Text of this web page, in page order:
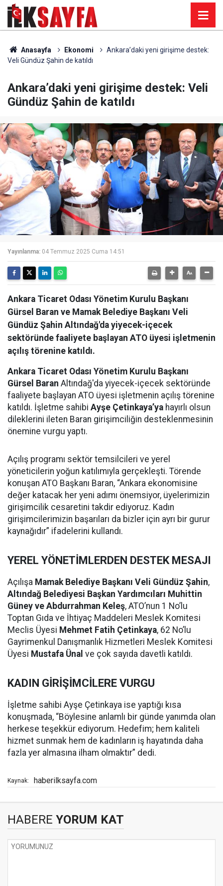
Anasayfa Ekonomi
Ankara’daki yeni girişime destek:
Veli Gündüz Şahin de katıldı
Ankara’daki yeni girişime destek: Veli
Gündüz Şahin de katıldı
Yayınlanma: 04 Temmuz 2025 Cuma 14:51
Ankara Ticaret Odası Yönetim Kurulu Başkanı
Gürsel Baran ve Mamak Belediye Başkanı Veli
Gündüz Şahin Altındağ'da yiyecek-içecek
sektöründe faaliyete başlayan ATO üyesi işletmenin
açılış törenine katıldı.
Ankara Ticaret Odası Yönetim Kurulu Başkanı
Gürsel Baran Altındağ'da yiyecek-içecek sektöründe
faaliyete başlayan ATO üyesi işletmenin açılış törenine
katıldı. İşletme sahibi Ayşe Çetinkaya’ya hayırlı olsun
dileklerini ileten Baran girişimciliğin desteklenmesinin
önemine vurgu yaptı.
Açılış programı sektör temsilcileri ve yerel
yöneticilerin yoğun katılımıyla gerçekleşti. Törende
konuşan ATO Başkanı Baran, “Ankara ekonomisine
değer katacak her yeni adımı önemsiyor, üyelerimizin
girişimcilik cesaretini takdir ediyoruz. Kadın
girişimcilerimizin başarıları da bizler için ayrı bir gurur
kaynağıdır” ifadelerini kullandı.
YEREL YÖNETİMLERDEN DESTEK MESAJI
Açılışa Mamak Belediye Başkanı Veli Gündüz Şahin,
Altındağ Belediyesi Başkan Yardımcıları Muhittin
Güney ve Abdurrahman Keleş, ATO’nun 1 No’lu
Toptan Gıda ve İhtiyaç Maddeleri Meslek Komitesi
Meclis Üyesi Mehmet Fatih Çetinkaya, 62 No’lu
Gayrimenkul Danışmanlık Hizmetleri Meslek Komitesi
Üyesi Mustafa Ünal ve çok sayıda davetli katıldı.
KADIN GİRİŞİMCİLERE VURGU
İşletme sahibi Ayşe Çetinkaya ise yaptığı kısa
konuşmada, “Böylesine anlamlı bir günde yanımda olan
herkese teşekkür ediyorum. Hedefim; hem kaliteli
hizmet sunmak hem de kadınların iş hayatında daha
fazla yer almasına ilham olmaktır” dedi.
Kaynak: haberilksayfa.com
HABERE YORUM KAT